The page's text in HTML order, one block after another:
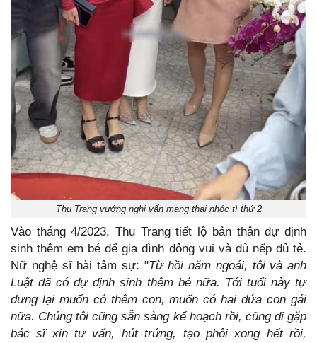
Thu Trang vướng nghi vấn mang thai nhóc tì thứ 2
Vào tháng 4/2023, Thu Trang tiết lộ bản thân dự định
sinh thêm em bé để gia đình đông vui và đủ nếp đủ tẻ.
Nữ nghệ sĩ hài tâm sự: "Từ hồi năm ngoái, tôi và anh
Luật đã có dự định sinh thêm bé nữa. Tới tuổi này tự
dưng lại muốn có thêm con, muốn có hai đứa con gái
nữa. Chúng tôi cũng sẵn sàng kế hoạch rồi, cũng đi gặp
bác sĩ xin tư vấn, hút trứng, tạo phôi xong hết rồi,